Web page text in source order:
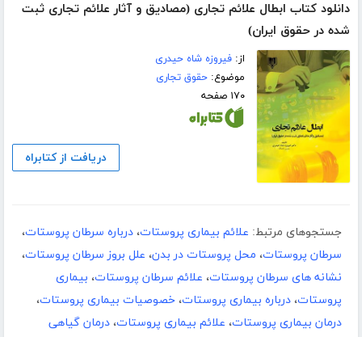
دانلود کتاب ابطال علائم تجاری (مصادیق و آثار علائم تجاری ثبت
شده در حقوق ایران)
از:فیروزه شاه حیدری
موضوع:حقوق تجاری
۱۷۰ صفحه
دریافت از کتابراه
جستجوهای مرتبط: علائم بیماری پروستات، درباره سرطان پروستات،
سرطان پروستات، محل پروستات در بدن، علل بروز سرطان پروستات،
نشانه های سرطان پروستات، علائم سرطان پروستات، بیماری
پروستات، درباره بیماری پروستات، خصوصیات بیماری پروستات،
درمان بیماری پروستات، علائم بیماری پروستات، درمان گیاهی